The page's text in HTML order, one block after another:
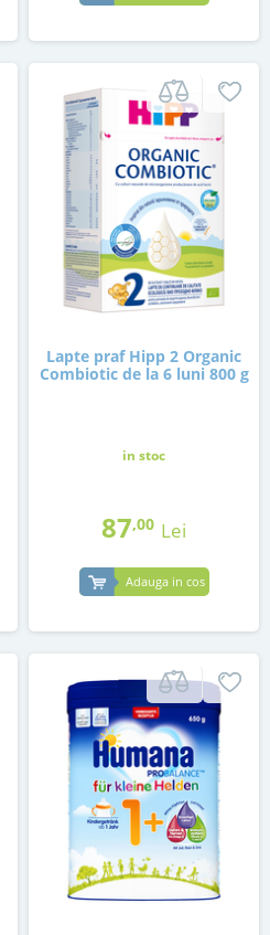
Lapte praf Hipp 2 Organic
Combiotic de la 6 luni 800 g
in stoc
87,00 Lei
Adauga in cos